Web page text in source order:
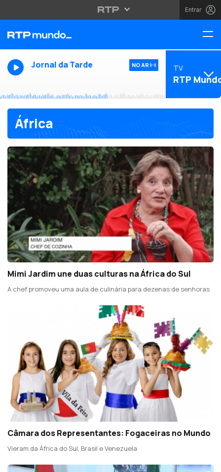
Entrar
Jornal da Tarde NO AR TV
RTP
África
Mimi Jardim une duas culturas na África do Sul
A chef promoveu uma aula de culinária para dezenas de senhoras
Câmara dos Representantes: Fogaceiras no Mundo
Vieram da África do Sul, Brasil e Venezuela